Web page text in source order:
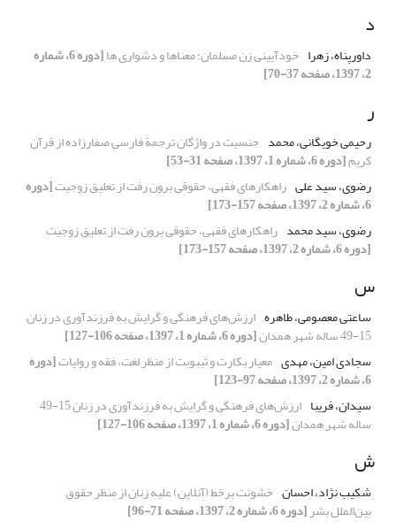
د
داورپناه، زهرا خودآیینی زن مسلمان: معناها و دشواری ها [دوره 6، شماره
2، 1397، صفحه 37-70]
ر
رحیمی خویگانی، محمد جنسیت در واژگان ترجمة فارسیِ صفارزاده از قرآن
کریم[دوره 6، شماره 1، 1397، صفحه 31-53]
رضوی، سید علی راهکارهای فقهی، حقوقی برون رفت از تعلیق زوجیت[دوره
6، شماره 2، 1397، صفحه 157-173]
رضوی، سید محمد راهکارهای فقهی، حقوقی برون رفت از تعلیق زوجیت
[دوره 6، شماره 2، 1397، صفحه 157-173]
س
ساعتی معصومی، طاهره ارزش‌های فرهنگی و گرایش به فرزندآوری در زنان
15-49 ساله شهر همدان
[دوره 6، شماره 1، 1397، صفحه 106-127]
سجادی امین، مهدی معیار بکارت و ثیبوبت از منظر لغت، فقه و روایات[دوره
6، شماره 2، 1397، صفحه 97-123]
سیدان، فریبا
ارزش‌های فرهنگی و گرایش به فرزندآوری در زنان 15-49
ساله شهر همدان[دوره 6، شماره 1، 1397، صفحه 106-127]
ش
شکیب نژاد، احسان خشونت برخط (آنلاین) علیه زنان از منظر حقوق
بین‌الملل بشر[دوره 6، شماره 2، 1397، صفحه 71-96]